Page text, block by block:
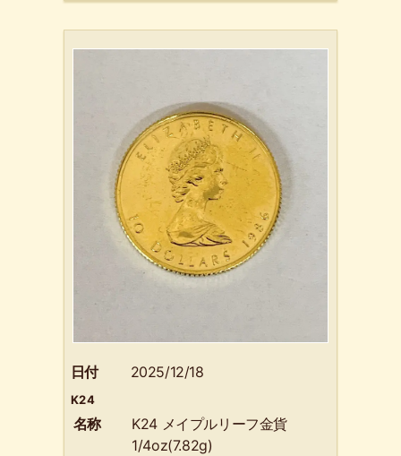
日付 2025/12/18
K24
名称
K24 メイプルリーフ金貨
1/4oz(7.82g)